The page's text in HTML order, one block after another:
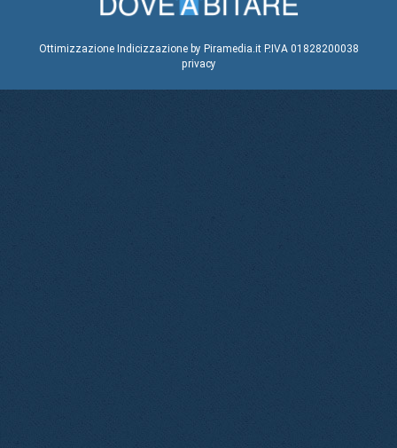
Ottimizzazione Indicizzazione by Piramedia.itP.IVA 01828200038
privacy